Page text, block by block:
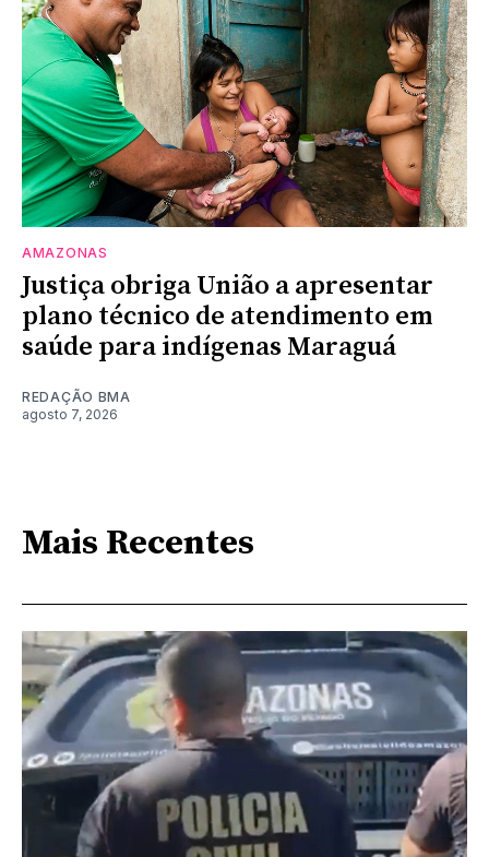
AMAZONAS
Justiça obriga União a apresentar
plano técnico de atendimento em
saúde para indígenas Maraguá
REDAÇÃO BMA
agosto 7, 2026
Mais Recentes